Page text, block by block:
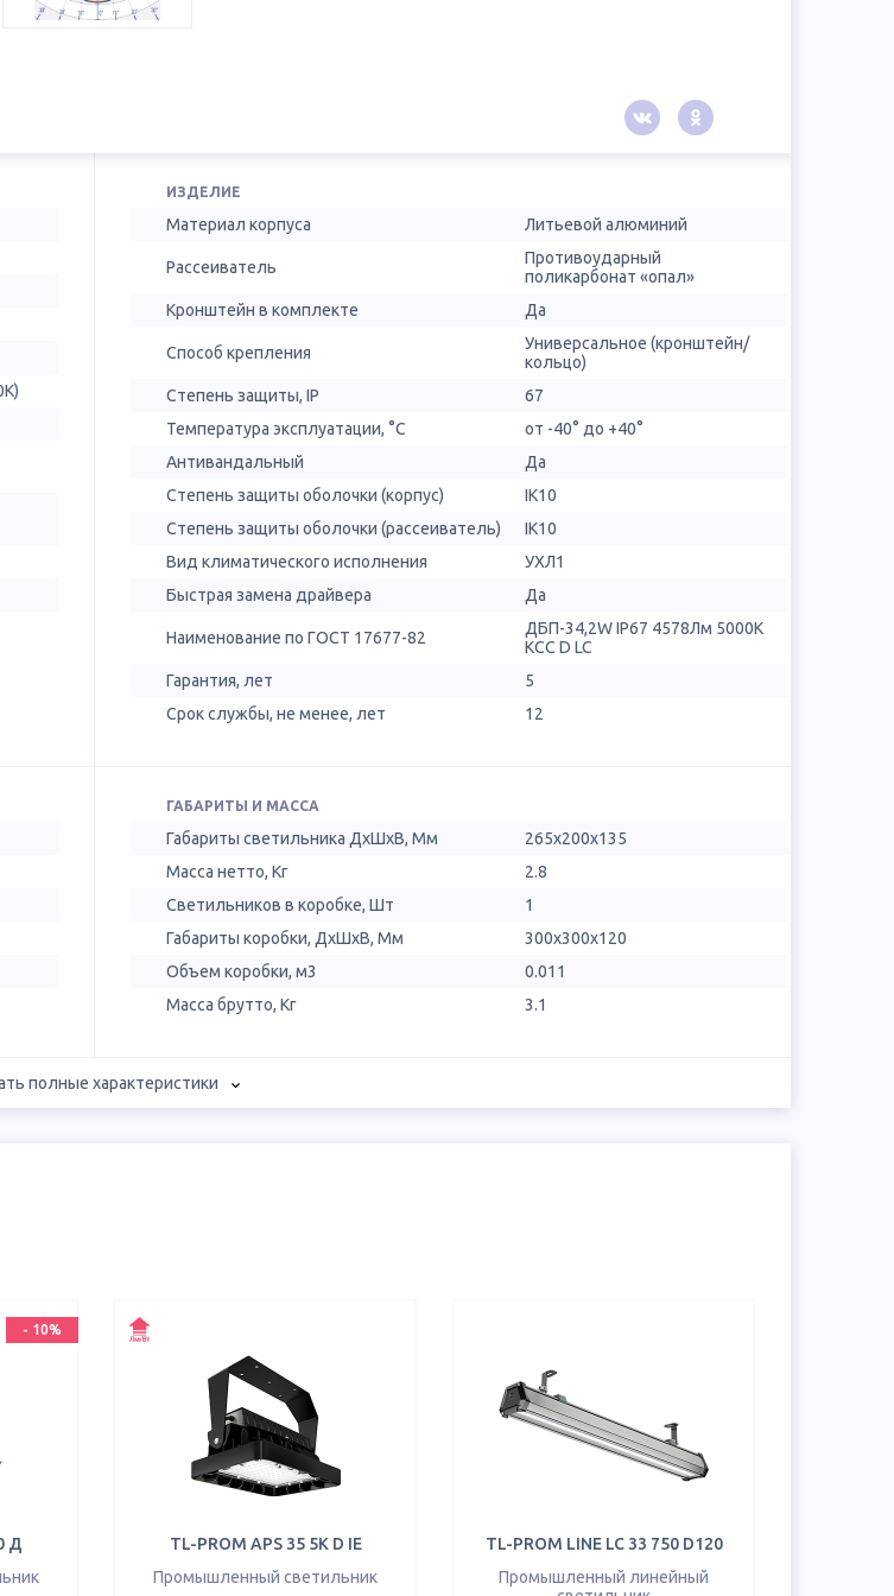
ИЗДЕЛИЕ
Материал корпуса Литьевой алюминий
Рассеиватель
Противоударный
поликарбонат «опал»
Кронштейн в комплекте
Да
Способ крепления
Универсальное (кронштейн/
кольцо)
Степень защиты, IP
67
Температура эксплуатации, °С
от -40° до +40°
Антивандальный
Да
Степень защиты оболочки (корпус)
IK10
Степень защиты оболочки (рассеиватель)
IK10
Вид климатического исполнения
УХЛ1
Быстрая замена драйвера
Да
Наименование по ГОСТ 17677-82
ДБП-34,2W IP67 4578Лм 5000К
КСС D LC
Гарантия, лет
5
Срок службы, не менее, лет
12
ГАБАРИТЫ И МАССА
Габариты светильника ДхШхВ, Мм
265x200x135
Масса нетто, Кг
2.8
Светильников в коробке, Шт
1
Габариты коробки, ДхШхВ, Мм
300x300x120
Объем коробки, м3
0.011
Масса брутто, Кг
3.1
полные характеристики
- 10%
Д
TL-PROM APS 35 5K D IE
Промышленный светильник
TL-PROM LINE LC 33 750 D120
Промышленный линейный